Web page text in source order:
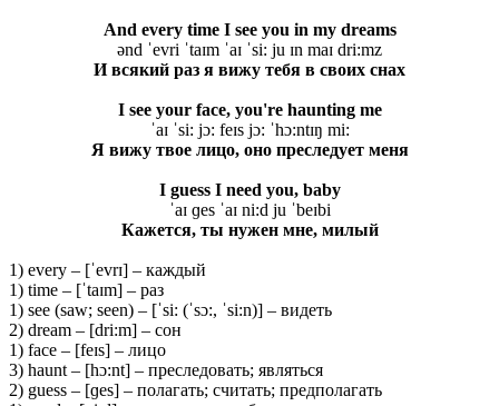
And every time I see you in my dreams
ənd ˈevri ˈtaɪm ˈaɪ ˈsi: ju ɪn maɪ dri:mz
И всякий раз я вижу тебя в своих снах
I see your face, you're haunting me
ˈaɪ ˈsi: jɔ: feɪs jɔ: ˈhɔ:ntɪŋ mi:
Я вижу твое лицо, оно преследует меня
I guess I need you, baby
ˈaɪ ɡes ˈaɪ ni:d ju ˈbeɪbi
Кажется, ты нужен мне, милый
1) every – [ˈevrɪ] – каждый
1) time – [ˈtaɪm] – раз
1) see (saw; seen) – [ˈsi: (ˈsɔ:, ˈsi:n)] – видеть
2) dream – [dri:m] – сон
1) face – [feɪs] – лицо
3) haunt – [hɔ:nt] – преследовать; являться
2) guess – [ɡes] – полагать; считать; предполагать